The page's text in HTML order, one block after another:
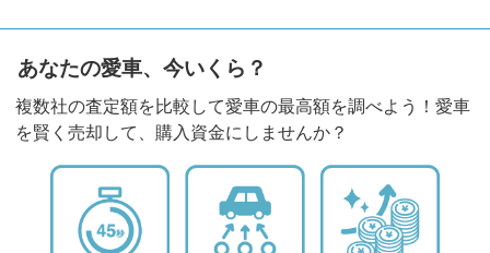
あなたの愛車、今いくら？
複数社の査定額を比較して愛車の最高額を調べよう！愛車
を賢く売却して、購入資金にしませんか？